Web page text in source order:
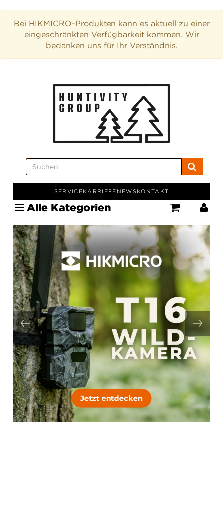
Bei HIKMICRO-Produkten kann es aktuell zu einer
eingeschränkten Verfügbarkeit kommen. Wir
bedanken uns für Ihr Verständnis.
SERVICEKARRIERE NEWSKONTAKT
Alle Kategorien